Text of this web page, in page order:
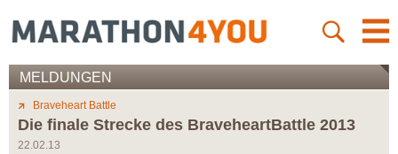
MELDUNGEN
Braveheart Battle
Die finale Strecke des BraveheartBattle 2013
22.02.13